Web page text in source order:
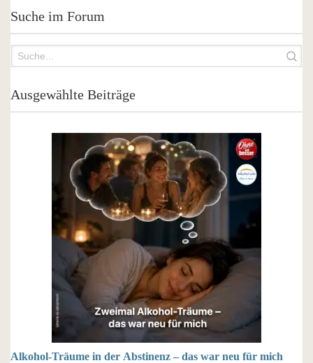
Suche im Forum
Ausgewählte Beiträge
Alkohol-Träume in der Abstinenz – das war neu für mich